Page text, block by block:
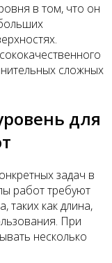
в том, что он
сложных
для
задач в
работ требуют
таких как длина,
При
несколько